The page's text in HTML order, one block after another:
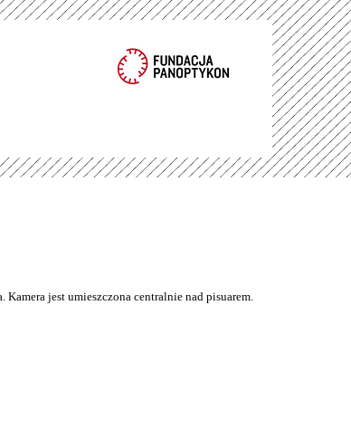
jest umieszczona centralnie nad pisuarem.